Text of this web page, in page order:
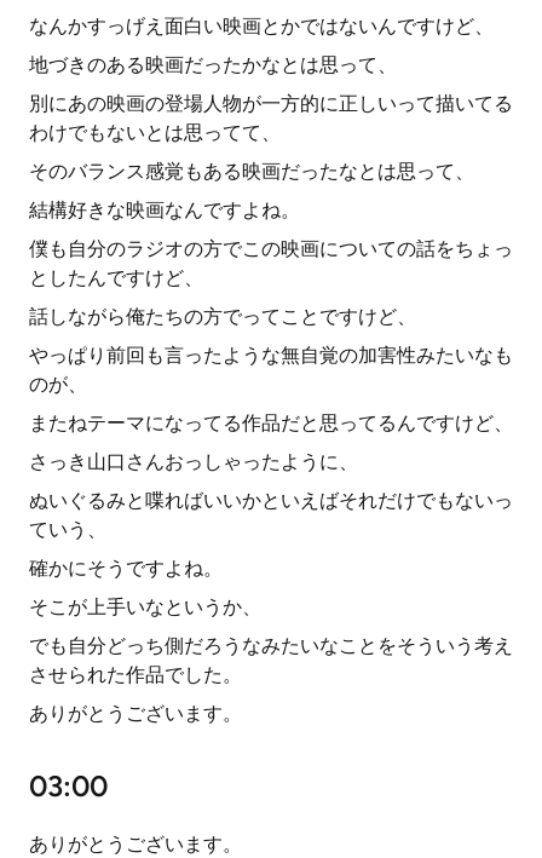
なんかすっげえ面白い映画とかではないんですけど、
地づきのある映画だったかなとは思って、
別にあの映画の登場人物が一方的に正しいって描いてる
わけでもないとは思ってて、
そのバランス感覚もある映画だったなとは思って、
結構好きな映画なんですよね。
僕も自分のラジオの方でこの映画についての話をちょっ
としたんですけど、
話しながら俺たちの方でってことですけど、
やっぱり前回も言ったような無自覚の加害性みたいなも
のが、
またねテーマになってる作品だと思ってるんですけど、
さっき山口さんおっしゃったように、
ぬいぐるみと喋ればいいかといえばそれだけでもないっ
ていう、
確かにそうですよね。
そこが上手いなというか、
でも自分どっち側だろうなみたいなことをそういう考え
させられた作品でした。
ありがとうございます。
03:00
ありがとうございます。